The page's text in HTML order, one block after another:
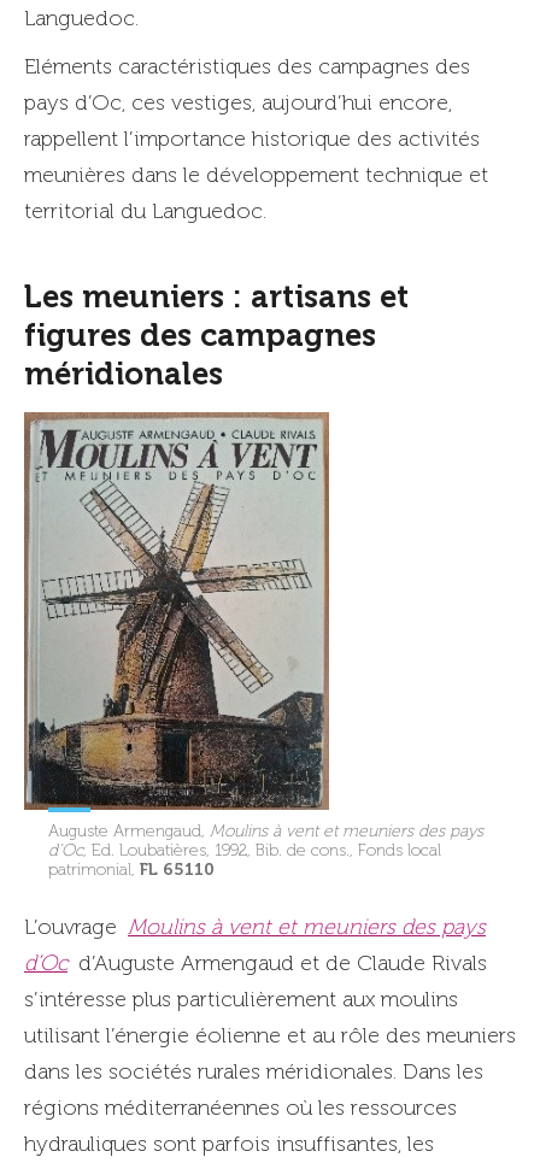
Languedoc.
Eléments caractéristiques des campagnes des
pays d’Oc, ces vestiges, aujourd’hui encore,
rappellent l’importance historique des activités
meunières dans le développement technique et
territorial du Languedoc.
Les meuniers : artisans et
figures des campagnes
méridionales
Auguste Armengaud, Moulins à vent et meuniers des pays
d’Oc, Ed. Loubatières, 1992, Bib. de cons., Fonds local
patrimonial, FL 65110
L’ouvrage Moulins à vent et meuniers des pays
d’Oc d’Auguste Armengaud et de Claude Rivals
s’intéresse plus particulièrement aux moulins
utilisant l’énergie éolienne et au rôle des meuniers
dans les sociétés rurales méridionales. Dans les
régions méditerranéennes où les ressources
hydrauliques sont parfois insuffisantes, les